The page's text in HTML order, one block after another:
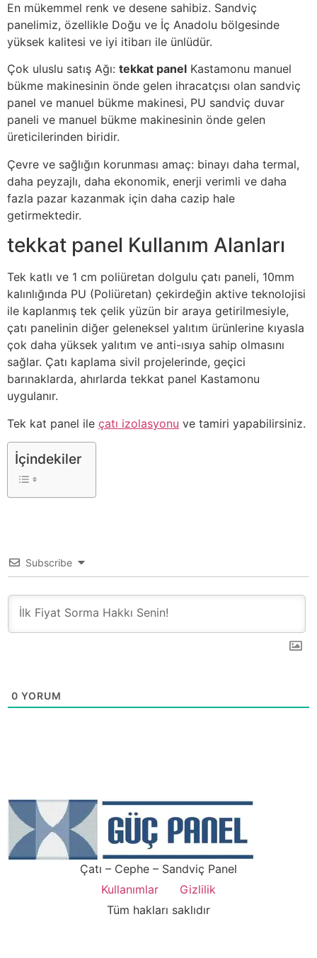
En mükemmel renk ve desene sahibiz. Sandviç
panelimiz, özellikle Doğu ve İç Anadolu bölgesinde
yüksek kalitesi ve iyi itibarı ile ünlüdür.
Çok uluslu satış Ağı: tekkat panel Kastamonu manuel
bükme makinesinin önde gelen ihracatçısı olan sandviç
panel ve manuel bükme makinesi, PU sandviç duvar
paneli ve manuel bükme makinesinin önde gelen
üreticilerinden biridir.
Çevre ve sağlığın korunması amaç: binayı daha termal,
daha peyzajlı, daha ekonomik, enerji verimli ve daha
fazla pazar kazanmak için daha cazip hale
getirmektedir.
tekkat panel Kullanım Alanları
Tek katlı ve 1 cm poliüretan dolgulu çatı paneli, 10mm
kalınlığında PU (Poliüretan) çekirdeğin aktive teknolojisi
ile kaplanmış tek çelik yüzün bir araya getirilmesiyle,
çatı panelinin diğer geleneksel yalıtım ürünlerine kıyasla
çok daha yüksek yalıtım ve anti-ısıya sahip olmasını
sağlar. Çatı kaplama sivil projelerinde, geçici
barınaklarda, ahırlarda tekkat panel Kastamonu
uygulanır.
Tek kat panel ile çatı izolasyonu ve tamiri yapabilirsiniz.
İçindekiler
Subscribe
0 YORUM
Çatı – Cephe – Sandviç Panel
Kullanımlar
Gizlilik
Tüm hakları saklıdır